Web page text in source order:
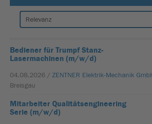
Bediener für Trumpf Stanz-
Lasermachinen (m/w/d)
04.08.2026 / ZENTNER Elektrik-Mechanik
Breisgau
Mitarbeiter Qualitätsengineering
Serie (m/w/d)